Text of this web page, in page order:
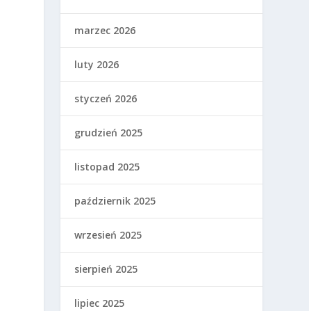
marzec 2026
luty 2026
styczeń 2026
grudzień 2025
listopad 2025
październik 2025
wrzesień 2025
sierpień 2025
lipiec 2025